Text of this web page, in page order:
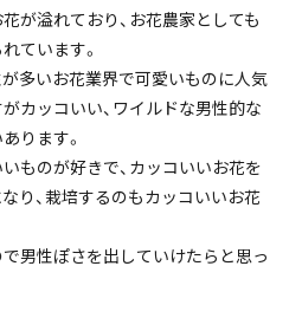
が溢れており、お花農家としても
ています。
多いお花業界で可愛いものに人気
カッコいい、ワイルドな男性的な
ります。
ものが好きで、カッコいいお花を
り、栽培するのもカッコいいお花
男性ぽさを出していけたらと思っ